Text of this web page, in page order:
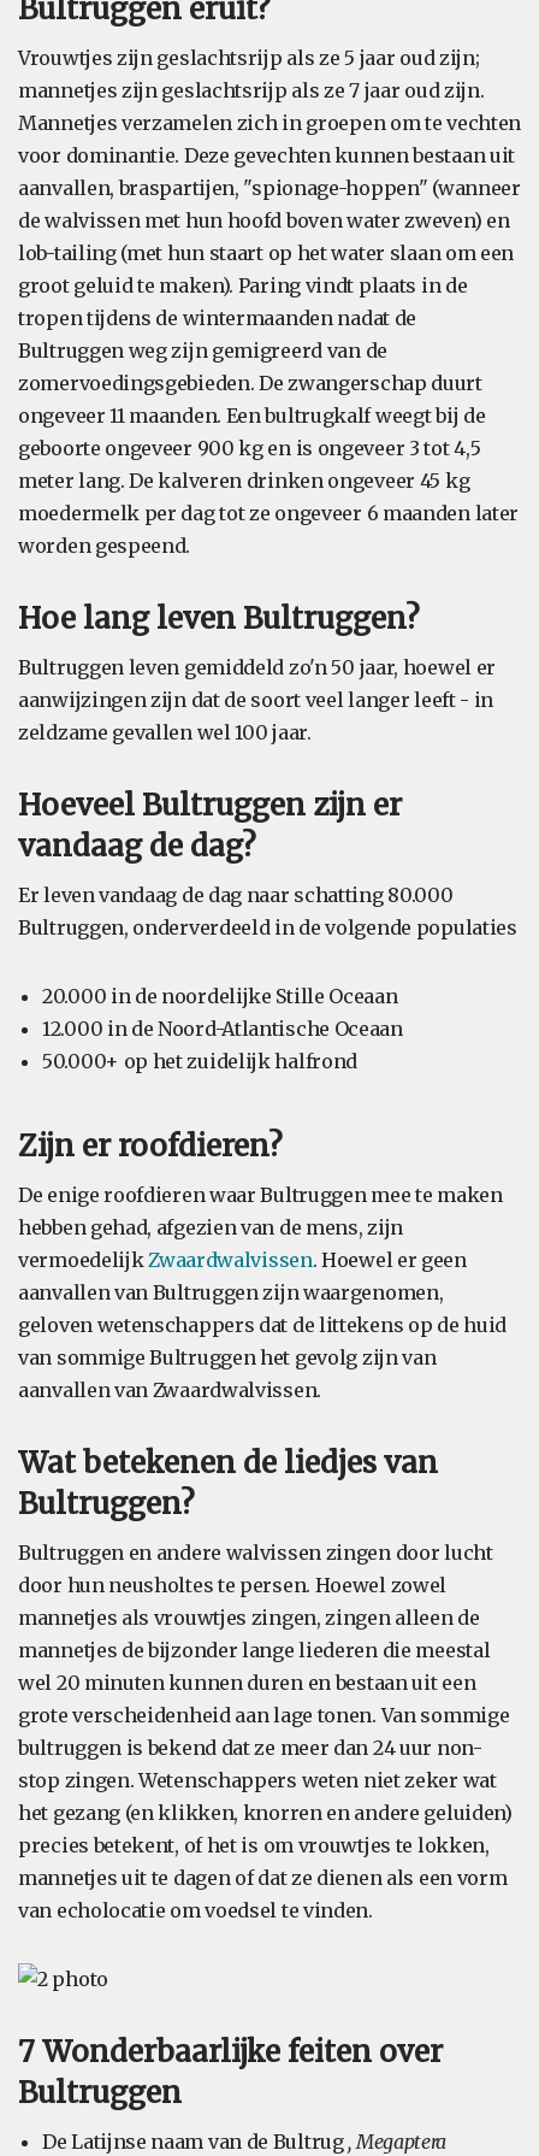
Bultruggen eruit?
Vrouwtjes zijn geslachtsrijp als ze 5 jaar oud zijn;
mannetjes zijn geslachtsrijp als ze 7 jaar oud zijn.
Mannetjes verzamelen zich in groepen om te vechten
voor dominantie. Deze gevechten kunnen bestaan uit
aanvallen, braspartijen, "spionage-hoppen" (wanneer
de walvissen met hun hoofd boven water zweven) en
lob-tailing (met hun staart op het water slaan om een
groot geluid te maken). Paring vindt plaats in de
tropen tijdens de wintermaanden nadat de
Bultruggen weg zijn gemigreerd van de
zomervoedingsgebieden. De zwangerschap duurt
ongeveer 11 maanden. Een bultrugkalf weegt bij de
geboorte ongeveer 900 kg en is ongeveer 3 tot 4,5
meter lang. De kalveren drinken ongeveer 45 kg
moedermelk per dag tot ze ongeveer 6 maanden later
worden gespeend.
Hoe lang leven Bultruggen?
Bultruggen leven gemiddeld zo'n 50 jaar, hoewel er
aanwijzingen zijn dat de soort veel langer leeft - in
zeldzame gevallen wel 100 jaar.
Hoeveel Bultruggen zijn er
vandaag de dag?
Er leven vandaag de dag naar schatting 80.000
Bultruggen, onderverdeeld in de volgende populaties
20.000 in de noordelijke Stille Oceaan
12.000 in de Noord-Atlantische Oceaan
50.000+ op het zuidelijk halfrond
Zijn er roofdieren?
De enige roofdieren waar Bultruggen mee te maken
hebben gehad, afgezien van de mens, zijn
vermoedelijkZwaardwalvissen. Hoewel er geen
aanvallen van Bultruggen zijn waargenomen,
geloven wetenschappers dat de littekens op de huid
van sommige Bultruggen het gevolg zijn van
aanvallen van Zwaardwalvissen.
Wat betekenen de liedjes van
Bultruggen?
Bultruggen en andere walvissen zingen door lucht
door hun neusholtes te persen. Hoewel zowel
mannetjes als vrouwtjes zingen, zingen alleen de
mannetjes de bijzonder lange liederen die meestal
wel 20 minuten kunnen duren en bestaan uit een
grote verscheidenheid aan lage tonen. Van sommige
bultruggen is bekend dat ze meer dan 24 uur non-
stop zingen. Wetenschappers weten niet zeker wat
het gezang (en klikken, knorren en andere geluiden)
precies betekent, of het is om vrouwtjes te lokken,
mannetjes uit te dagen of dat ze dienen als een vorm
van echolocatie om voedsel te vinden.
7 Wonderbaarlijke feiten over
Bultruggen
De Latijnse naam van de Bultrug, Megaptera